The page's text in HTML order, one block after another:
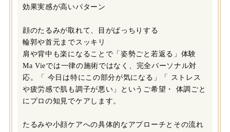
効果実感が高いパターン
顔のたるみが取れて、目がぱっちりする
輪郭や首元までスッキリ
肩や背中も楽になることで「姿勢ごと若返る」体験
Ma Vieでは一律の施術ではなく、完全パーソナル対
応。「 今日は特にこの部分が気になる」「 ストレス
や疲労感で肌も調子が悪い」というご希望・ 体調ごと
にプロの知見でケアします。
たるみや小顔ケアへの具体的なアプローチとその流れ